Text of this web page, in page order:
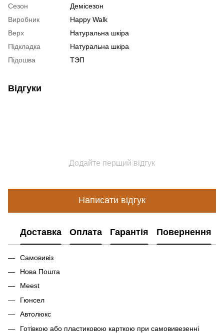
Сезон
Демісезон
Виробник
Happy Walk
Верх
Натуральна шкіра
Підкладка
Натуральна шкіра
Підошва
ТЭП
Відгуки
Додайте перший відгук
Написати відгук
Доставка Оплата Гарантія Повернення
Самовивіз
Нова Пошта
Meest
Гюнсел
Автолюкс
Готівкою або пластиковою карткою при самовивезенні